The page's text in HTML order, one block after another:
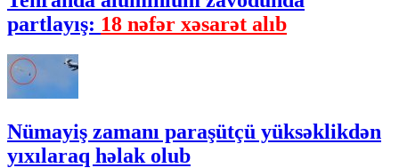
partlayış: 18 nəfər xəsarət alıb
Nümayiş zamanı paraşütçü yüksəklikdən
yıxılaraq həlak olub